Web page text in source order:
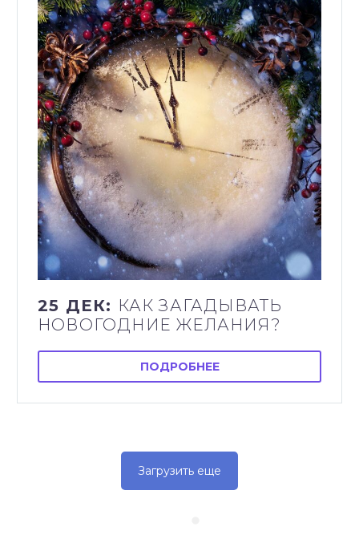
25 ДЕК: КАК ЗАГАДЫВАТЬ
НОВОГОДНИЕ ЖЕЛАНИЯ?
ПОДРОБНЕЕ
Загрузить еще